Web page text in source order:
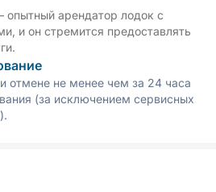
опытный арендатор лодок с
и он стремится предоставлять
отмене не менее чем за 24 часа
(за исключением сервисных